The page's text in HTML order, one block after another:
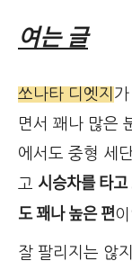
여는 글
쏘나타 디엣지
면서 꽤나 많은
에서도 중형 세
고 시승차를 타
도 꽤나 높은 편
잘 팔리지는 않